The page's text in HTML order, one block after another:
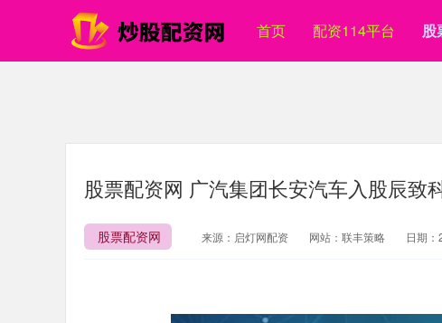
首页 配资114平台 股
股票配资网 广汽集团长安汽车入股辰致
股票配资网 来源：启灯网配资 网站：联丰策略 日期